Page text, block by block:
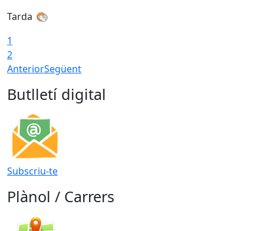
Tarda
1
2
AnteriorSegüent
Butlletí digital
Subscriu-te
Plànol / Carrers